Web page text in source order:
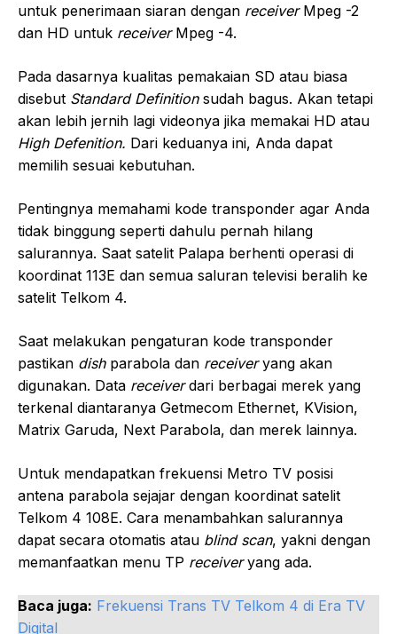
untuk penerimaan siaran dengan receiverMpeg -2
dan HD untuk receiverMpeg -4.
Pada dasarnya kualitas pemakaian SD atau biasa
disebut Standard Definition sudah bagus. Akan tetapi
akan lebih jernih lagi videonya jika memakai HD atau
High Defenition. Dari keduanya ini, Anda dapat
memilih sesuai kebutuhan.
Pentingnya memahami kode transponder agar Anda
tidak binggung seperti dahulu pernah hilang
salurannya. Saat satelit Palapa berhenti operasi di
koordinat 113E dan semua saluran televisi beralih ke
satelit Telkom 4.
Saat melakukan pengaturan kode transponder
pastikan dishparabola dan receiveryang akan
digunakan. Data receiverdari berbagai merek yang
terkenal diantaranya Getmecom Ethernet, KVision,
Matrix Garuda, Next Parabola, dan merek lainnya.
Untuk mendapatkan frekuensi Metro TV posisi
antena parabola sejajar dengan koordinat satelit
Telkom 4 108E. Cara menambahkan salurannya
dapat secara otomatis atau blind scan, yakni dengan
memanfaatkan menu TP receiveryang ada.
Baca juga: Frekuensi Trans TV Telkom 4 di Era TV
Digital